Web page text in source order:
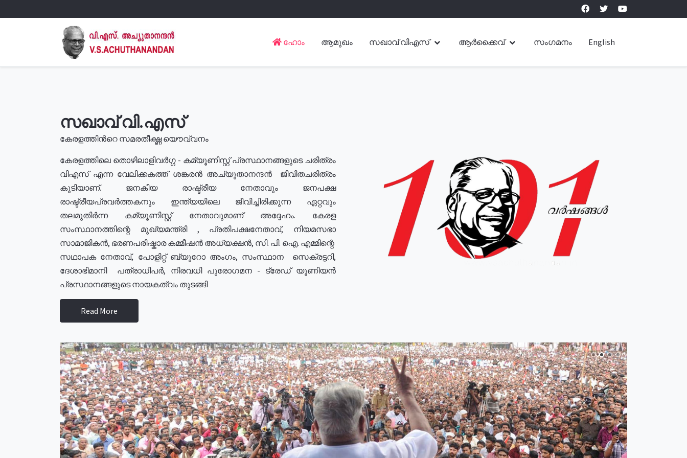
ഹോം ആമുഖം സഖാവ് വിഎസ് ആർക്കൈവ് സംഗമനം English
സഖാവ് വി.എസ്
കേരളത്തിൻറെ സമരതീക്ഷ്ണ യൌവ്വനം
കേരളത്തിലെ തൊഴിലാളിവർഗ്ഗ - കമ്യൂണിസ്റ്റ് പ്രസ്ഥാനങ്ങളുടെ ചരിത്രം
വിഎസ് എന്ന വേലിക്കകത്ത് ശങ്കരൻ അച്യുതാനന്ദൻ ജീവിതചരിത്രം
കൂടിയാണ്. ജനകീയ രാഷ്ട്രീയ നേതാവും ജനപക്ഷ
രാഷ്ട്രീയപ്രവർത്തകനും ഇന്ത്യയിലെ ജീവിച്ചിരിക്കുന്ന ഏറ്റവും
തലമുതിർന്ന കമ്യൂണിസ്റ്റ് നേതാവുമാണ് അദ്ദേഹം. കേരള
സംസ്ഥാനത്തിന്റെ മുഖ്യമന്ത്രി , പ്രതിപക്ഷനേതാവ്, നിയമസഭാ
സാമാജികൻ, ഭരണപരിഷ്കാര കമ്മീഷൻ അധ്യക്ഷൻ, സി. പി. ഐ. എമ്മിന്റെ
സഥാപക നേതാവ്, പോളിറ്റ് ബ്യുറോ അംഗം, സംസ്ഥാന സെക്രട്ടറി,
ദേശാഭിമാനി പത്രാധിപർ, നിരവധി പുരോഗമന - ട്രേഡ് യൂണിയൻ
പ്രസ്ഥാനങ്ങളുടെ നായകത്വം തുടങ്ങി
Read More